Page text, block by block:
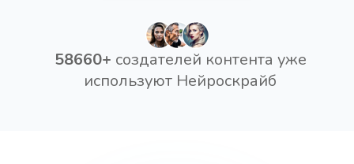
58660+ создателей контента уже
используют Нейроскрайб